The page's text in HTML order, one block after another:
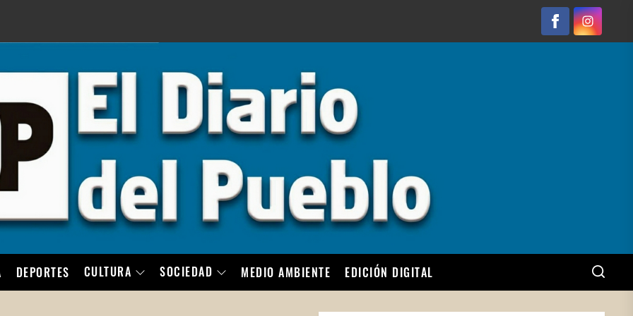
FacebookInstagram
DEPORTES CULTURA SOCIEDAD MEDIO AMBIENTE EDICIÓN DIGITAL